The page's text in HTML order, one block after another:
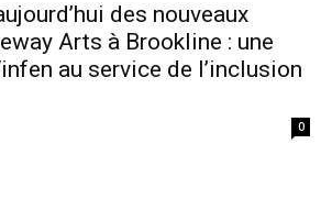
des nouveaux
Arts à Brookline : une
au service de l’inclusion
0